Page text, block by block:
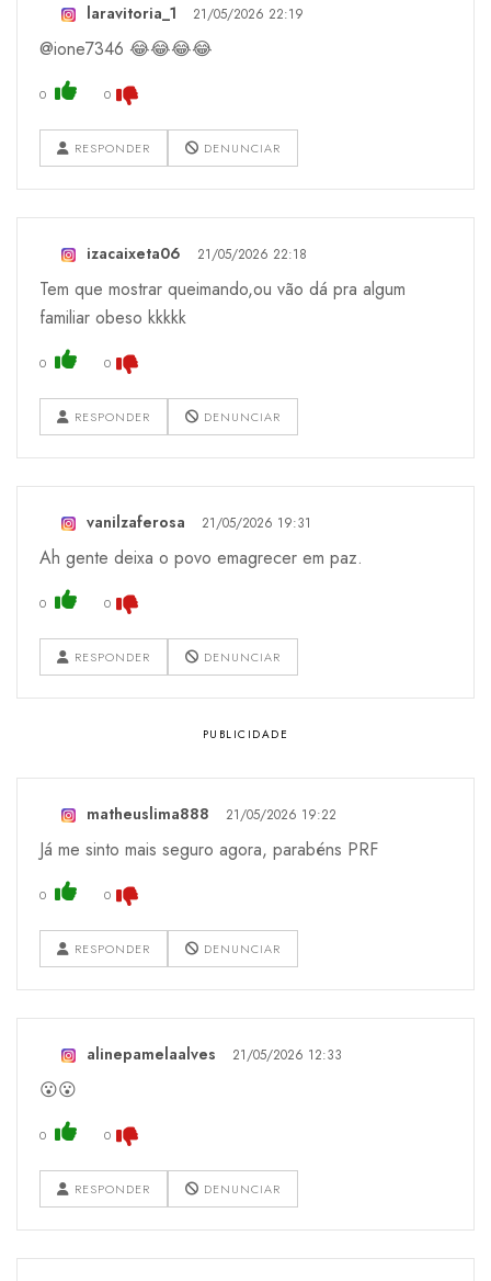
laravitoria_1 21/05/2026 22:19
@ione7346 😂😂😂😂
0 0
RESPONDER DENUNCIAR
izacaixeta06 21/05/2026 22:18
Tem que mostrar queimando,ou vão dá pra algum
familiar obeso kkkkk
0 0
RESPONDER DENUNCIAR
vanilzaferosa 21/05/2026 19:31
Ah gente deixa o povo emagrecer em paz.
0 0
RESPONDER DENUNCIAR
matheuslima888 21/05/2026 19:22
Já me sinto mais seguro agora, parabéns PRF
0 0
RESPONDER DENUNCIAR
alinepamelaalves 21/05/2026 12:33
😮😮
0 0
RESPONDER DENUNCIAR